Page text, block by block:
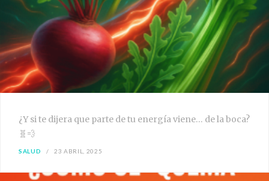
¿Y si te dijera que parte de tu energía viene… de la boca?
🧬💨
SALUD 23 ABRIL, 2025